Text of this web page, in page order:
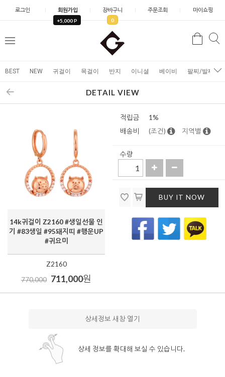
로그인 회원가입
+5,000 P
장바구니
0
주문조회 마이쇼핑
메
검
BEST NEW 귀걸이 목걸이 반지 이니셜 베이비 팔찌/발찌
DETAIL VIEW
14k귀걸이 Z2160 #생일선물 인
기 #83생일 #95돼지띠 #행운UP
#귀요미
Z2160
770,000 711,000원
적립금
1%
배송비
(조건) 지역별
수량
BUY IT NOW
상세정보 새창 열기
상세 정보를 확대해 보실 수 있습니다.